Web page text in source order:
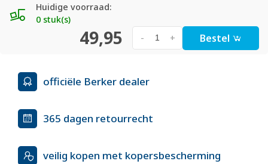
Huidige voorraad:
0 stuk(s)
49,95 +
- Bestel
officiële Berker dealer
365 dagen retourrecht
veilig kopen met kopersbescherming